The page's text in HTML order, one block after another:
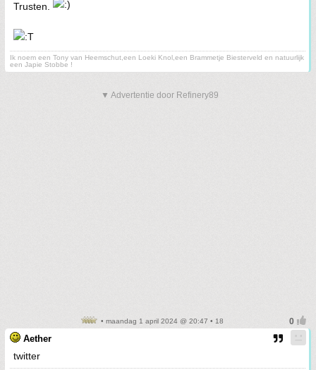
Trusten.
Ik noem een Tony van Heemschut,een Loeki Knol,een Brammetje Biesterveld en natuurlijk
een Japie Stobbe !
▼ Advertentie door Refinery89
• maandag 1 april 2024 @ 20:47 • 18
Aether
twitter